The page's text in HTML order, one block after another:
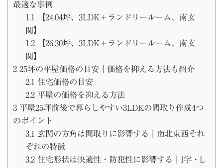
最適な事例
1.1
【24.04坪、3LDK＋ランドリールーム、南玄
関】
1.2【26.30坪、3LDK＋ランドリールーム、南玄
関】
2 25坪の平屋価格の目安｜価格を抑える方法も紹介
2.1
住宅価格の目安
2.2平屋の価格を抑える方法
3 平屋25坪前後で暮らしやすい3LDKの間取り作成4つ
のポイント
3.1
玄関の方角は間取りに影響する｜南北東西それ
ぞれの特徴
3.2住宅形状は快適性・防犯性に影響する｜I字・L